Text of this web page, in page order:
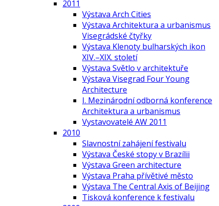
2011
Výstava Arch Cities
Výstava Architektura a urbanismus
Visegrádské čtyřky
Výstava Klenoty bulharských ikon
XIV.–XIX. století
Výstava Světlo v architektuře
Výstava Visegrad Four Young
Architecture
I. Mezinárodní odborná konference
Architektura a urbanismus
Vystavovatelé AW 2011
2010
Slavnostní zahájení festivalu
Výstava České stopy v Brazílii
Výstava Green architecture
Výstava Praha přívětivé město
Výstava The Central Axis of Beijing
Tisková konference k festivalu